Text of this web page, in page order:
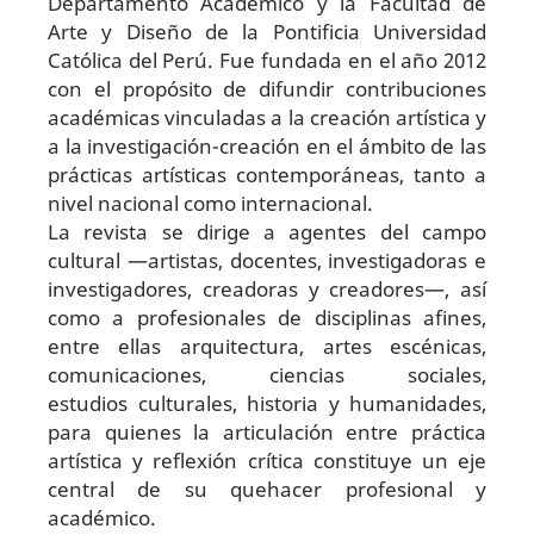
Arte y Diseño de la Pontificia Universidad
Católica del Perú. Fue fundada en el año 2012
con el propósito de difundir contribuciones
académicas vinculadas a la creación artística y
a la investigación-creación en el ámbito de las
prácticas artísticas contemporáneas, tanto a
nivel nacional como internacional.
La revista se dirige a agentes del campo
cultural —artistas, docentes, investigadoras e
investigadores, creadoras y creadores—, así
como a profesionales de disciplinas afines,
entre ellas arquitectura, artes escénicas,
comunicaciones, ciencias sociales,
estudios culturales, historia y humanidades,
para quienes la articulación entre práctica
artística y reflexión crítica constituye un eje
central de su quehacer profesional y
académico.